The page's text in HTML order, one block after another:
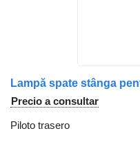
Precio a consultar
Piloto trasero